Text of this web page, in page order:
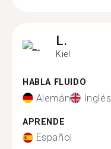
L.
Kiel
HABLA FLUIDO
Alemán Inglés
APRENDE
Español